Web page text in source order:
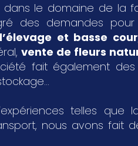
dans le domaine de la
des demandes
et basse cour
vente de fleurs
fait également des
telles que
nous avons fait